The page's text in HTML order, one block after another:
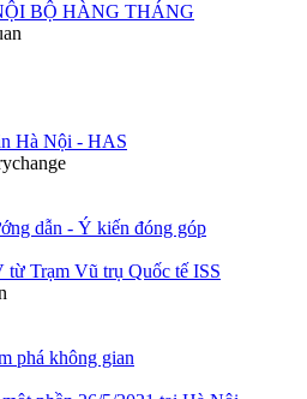
BỘ HÀNG THÁNG
Hà Nội - HAS
dẫn - Ý kiến đóng góp
từ Trạm Vũ trụ Quốc tế ISS
phá không gian